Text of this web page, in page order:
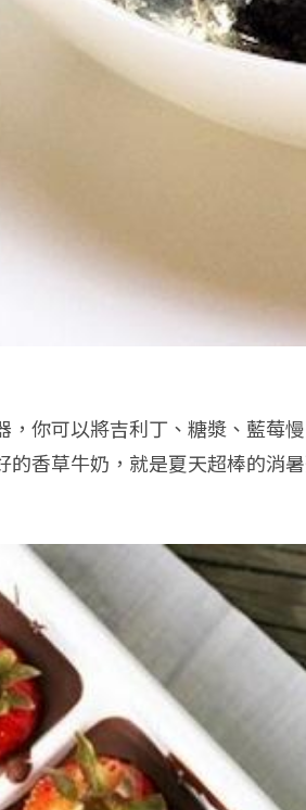
你可以將吉利丁、糖漿、藍莓
香草牛奶，就是夏天超棒的消暑